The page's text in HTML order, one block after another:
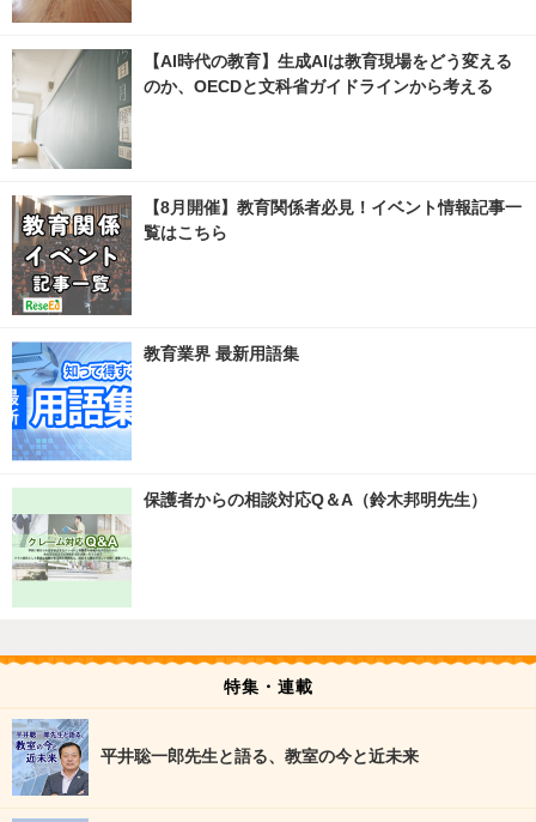
【AI時代の教育】生成AIは教育現場をどう変える
のか、OECDと文科省ガイドラインから考える
【8月開催】教育関係者必見！イベント情報記事一
覧はこちら
教育業界 最新用語集
保護者からの相談対応Q＆A（鈴木邦明先生）
特集・連載
平井聡一郎先生と語る、教室の今と近未来